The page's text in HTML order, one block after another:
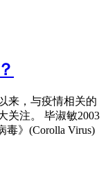
来，与疫情相关的
关注。 毕淑敏2003
毒》(Corolla Virus)